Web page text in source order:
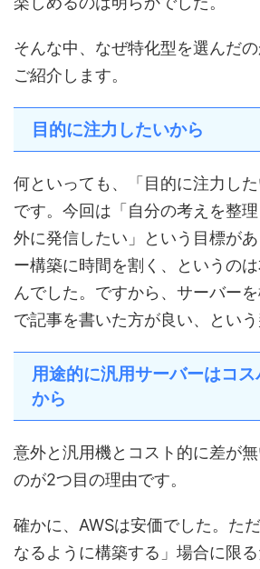
そんな中、なぜ特化型を選んだの
ご紹介します。
目的に注力したいから
何といっても、「目的に注力し
です。今回は「自分の考えを整理
外に発信したい」という目標が
ー構築に時間を割く、というの
んでした。ですから、サーバー
で記事を書いた方が良い、という
用途的に汎用サーバーはコ
から
意外と汎用機とコスト的に差が
のが2つ目の理由です。
確かに、AWSは安価でした。た
なるように構築する」場合に限